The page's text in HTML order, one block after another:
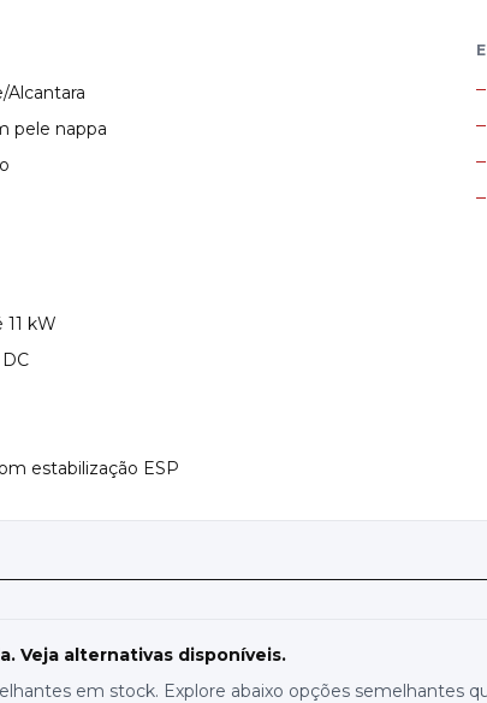
Alcantara
pele nappa
kW
estabilização ESP
Veja alternativas disponíveis.
em stock. Explore abaixo opções semelhantes